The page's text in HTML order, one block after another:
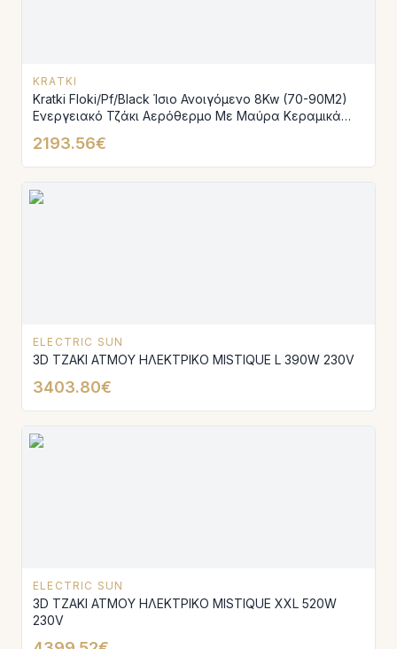
KRATKI
Kratki Floki/Pf/Black Ίσιο Ανοιγόμενο 8Kw (70-90M2)
Ενεργειακό Τζάκι Αερόθερμο Με Μαύρα Κεραμικά
2193.56€
ELECTRIC SUN
3D ΤΖΑΚΙ ΑΤΜΟΥ ΗΛΕΚΤΡΙΚΟ MISTIQUE L 390W 230V
3403.80€
ELECTRIC SUN
3D ΤΖΑΚΙ ΑΤΜΟΥ ΗΛΕΚΤΡΙΚΟ MISTIQUE XXL 520W
230V